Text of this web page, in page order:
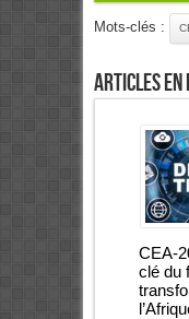
Mots-clés :
Articles
CEA-
clé du